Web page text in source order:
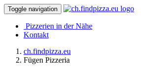
Toggle navigation
Pizzerien in der Nähe
Kontakt
ch.findpizza.eu
Fügen Pizzeria